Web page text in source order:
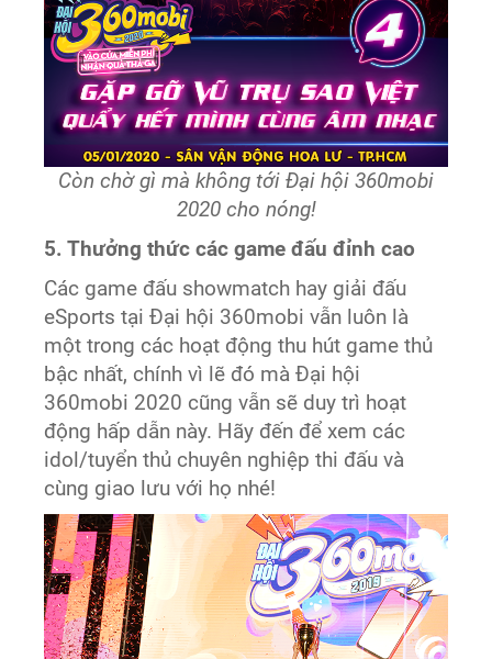
Còn chờ gì mà không tới Đại hội 360mobi
2020 cho nóng!
5. Thưởng thức các game đấu đỉnh cao
Các game đấu showmatch hay giải đấu
eSports tại Đại hội 360mobi vẫn luôn là
một trong các hoạt động thu hút game thủ
bậc nhất, chính vì lẽ đó mà Đại hội
360mobi 2020 cũng vẫn sẽ duy trì hoạt
động hấp dẫn này. Hãy đến để xem các
idol/tuyển thủ chuyên nghiệp thi đấu và
cùng giao lưu với họ nhé!